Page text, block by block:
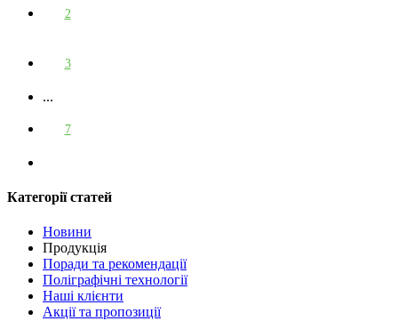
2
3
...
7
Категорії статей
Новини
Продукція
Поради та рекомендації
Поліграфічні технології
Наші клієнти
Акції та пропозиції